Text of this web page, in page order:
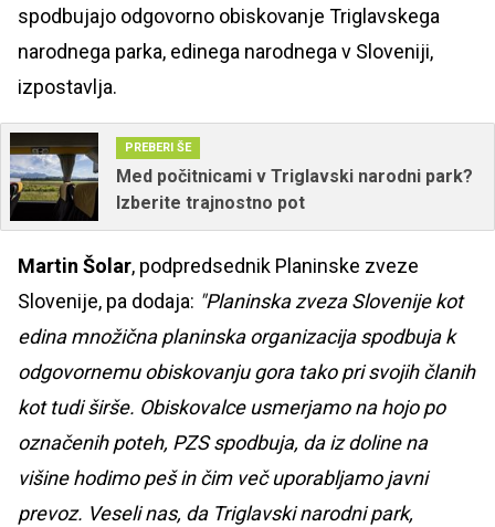
spodbujajo odgovorno obiskovanje Triglavskega
narodnega parka, edinega narodnega v Sloveniji,
izpostavlja.
PREBERI ŠE
Med počitnicami v Triglavski narodni park?
Izberite trajnostno pot
Martin Šolar, podpredsednik Planinske zveze
Slovenije, pa dodaja: "Planinska zveza Slovenije kot
edina množična planinska organizacija spodbuja k
odgovornemu obiskovanju gora tako pri svojih članih
kot tudi širše. Obiskovalce usmerjamo na hojo po
označenih poteh, PZS spodbuja, da iz doline na
višine hodimo peš in čim več uporabljamo javni
prevoz. Veseli nas, da Triglavski narodni park,